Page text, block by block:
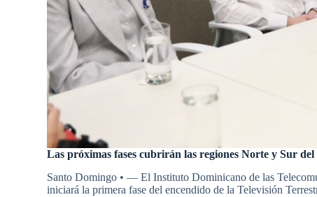
Las próximas fases cubrirán las regiones Norte y Sur del
Santo Domingo • — El Instituto Dominicano de las
iniciará la primera fase del encendido de la Televisión